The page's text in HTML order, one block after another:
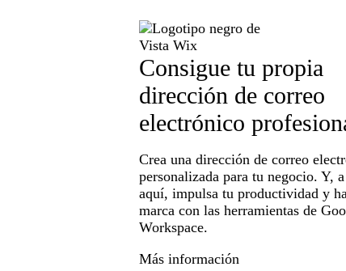
Consigue tu propia
dirección de correo
electrónico
Crea una dirección de correo
personalizada para tu negocio. Y,
aquí, impulsa tu productividad y
marca con las herramientas de
Workspace.
Más información